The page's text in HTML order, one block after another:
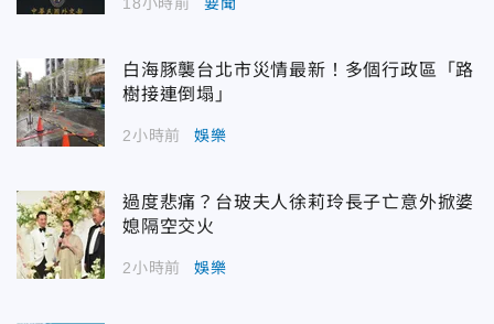
18小時前 要聞
白海豚襲台北市災情最新！多個行政區「路
樹接連倒塌」
2小時前 娛樂
過度悲痛？台玻夫人徐莉玲長子亡意外掀婆
媳隔空交火
2小時前 娛樂